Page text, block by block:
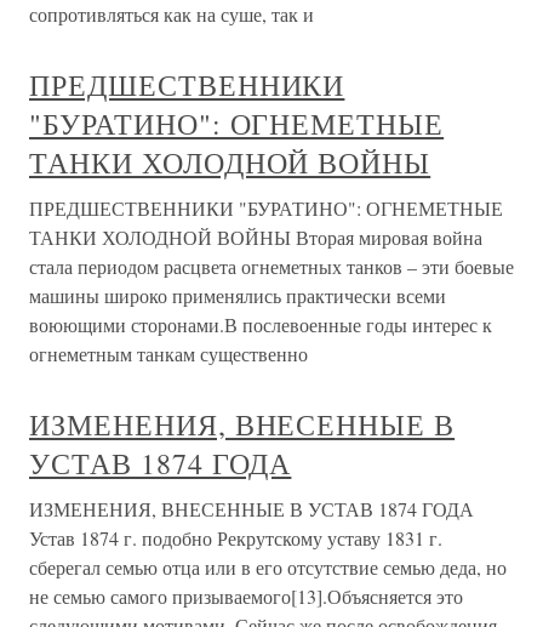
сопротивляться как на суше, так и
ПРЕДШЕСТВЕННИКИ
"БУРАТИНО": ОГНЕМЕТНЫЕ
ТАНКИ ХОЛОДНОЙ ВОЙНЫ
ПРЕДШЕСТВЕННИКИ "БУРАТИНО": ОГНЕМЕТНЫЕ
ТАНКИ ХОЛОДНОЙ ВОЙНЫ Вторая мировая война
стала периодом расцвета огнеметных танков – эти боевые
машины широко применялись практически всеми
воюющими сторонами.В послевоенные годы интерес к
огнеметным танкам существенно
ИЗМЕНЕНИЯ, ВНЕСЕННЫЕ В
УСТАВ 1874 ГОДА
ИЗМЕНЕНИЯ, ВНЕСЕННЫЕ В УСТАВ 1874 ГОДА
Устав 1874 г. подобно Рекрутскому уставу 1831 г.
сберегал семью отца или в его отсутствие семью деда, но
не семью самого призываемого[13].Объясняется это